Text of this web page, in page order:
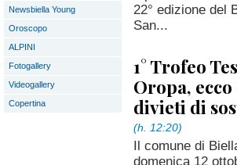
Newsbiella Young
Oroscopo
ALPINI
Fotogallery
Videogallery
Copertina
22° edizione del
San...
1° Trofeo
Oropa,
divieti di
(h. 12:20)
Il comune di
domenica 12